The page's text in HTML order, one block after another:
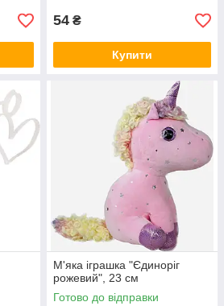
54 ₴
Купити
М'яка іграшка "Єдиноріг
рожевий", 23 см
Готово до відправки